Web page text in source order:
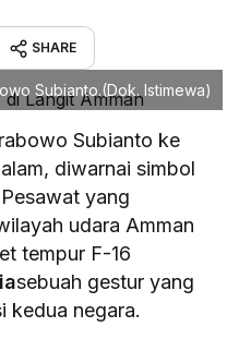
SHARE
Subianto.(Dok. Istimewa)
Subianto ke
diwarnai simbol
yang
udara Amman
tempur F-16
sebuah gestur yang
kedua negara.